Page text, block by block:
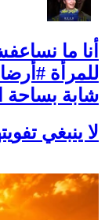
أنا ما
للمرأة
شابة بساحة
لا ينبغي